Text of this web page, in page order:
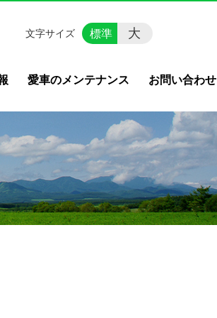
愛車のメンテナンス お問い合わせ
文字サイズ 標準 大